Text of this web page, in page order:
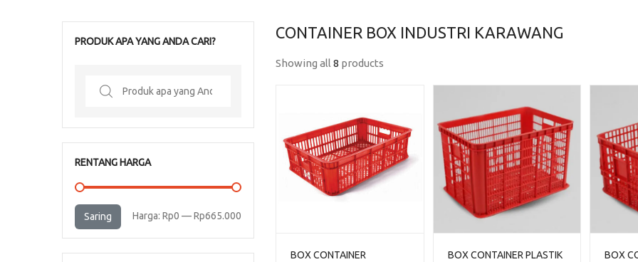
CONTAINER BOX INDUSTRI KARAWANG
Showing all 8 products
BOX CONTAINER
BOX CONTAINER PLASTIK
BOX
PRODUK APA YANG ANDA CARI?
Search
RENTANG HARGA
terendah
tertinggi
Saring Harga: Rp0 —Rp665.000